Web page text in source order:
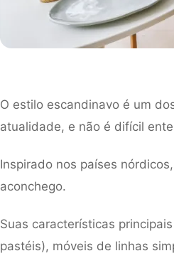
O estilo escandinavo é um
atualidade, e não é difícil
Inspirado nos países
aconchego.
Suas características
pastéis), móveis de linhas